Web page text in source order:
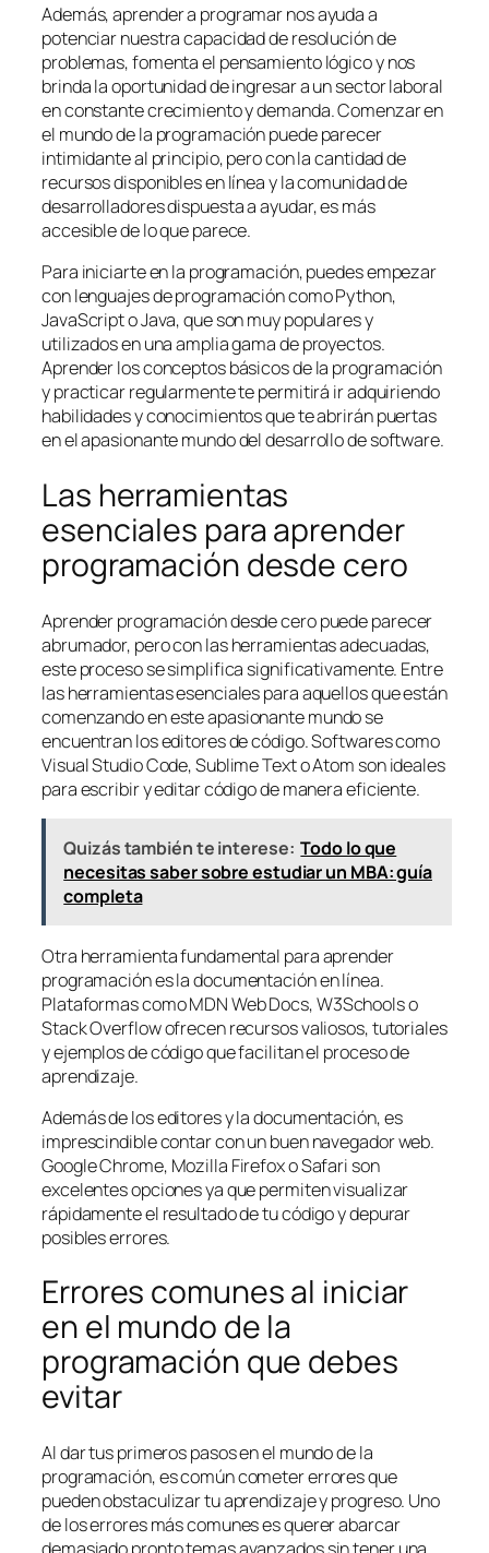
Además, aprender a programar nos ayuda a
potenciar nuestra capacidad de resolución de
problemas, fomenta el pensamiento lógico y nos
brinda la oportunidad de ingresar a un sector laboral
en constante crecimiento y demanda. Comenzar en
el mundo de la programación puede parecer
intimidante al principio, pero con la cantidad de
recursos disponibles en línea y la comunidad de
desarrolladores dispuesta a ayudar, es más
accesible de lo que parece.
Para iniciarte en la programación, puedes empezar
con lenguajes de programación como Python,
JavaScript o Java, que son muy populares y
utilizados en una amplia gama de proyectos.
Aprender los conceptos básicos de la programación
y practicar regularmente te permitirá ir adquiriendo
habilidades y conocimientos que te abrirán puertas
en el apasionante mundo del desarrollo de software.
Las herramientas
esenciales para aprender
programación desde cero
Aprender programación desde cero puede parecer
abrumador, pero con las herramientas adecuadas,
este proceso se simplifica significativamente. Entre
las herramientas esenciales para aquellos que están
comenzando en este apasionante mundo se
encuentran los editores de código. Softwares como
Visual Studio Code, Sublime Text o Atom son ideales
para escribir y editar código de manera eficiente.
Quizás también te interese: Todo lo que
necesitas saber sobre estudiar un MBA: guía
completa
Otra herramienta fundamental para aprender
programación es la documentación en línea.
Plataformas como MDN Web Docs, W3Schools o
Stack Overflow ofrecen recursos valiosos, tutoriales
y ejemplos de código que facilitan el proceso de
aprendizaje.
Además de los editores y la documentación, es
imprescindible contar con un buen navegador web.
Google Chrome, Mozilla Firefox o Safari son
excelentes opciones ya que permiten visualizar
rápidamente el resultado de tu código y depurar
posibles errores.
Errores comunes al iniciar
en el mundo de la
programación que debes
evitar
Al dar tus primeros pasos en el mundo de la
programación, es común cometer errores que
pueden obstaculizar tu aprendizaje y progreso. Uno
de los errores más comunes es querer abarcar